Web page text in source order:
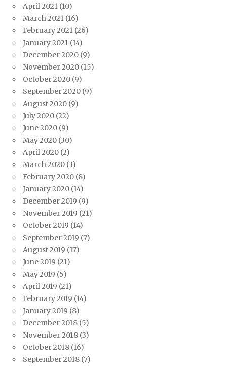
April 2021 (10)
March 2021 (16)
February 2021 (26)
January 2021 (14)
December 2020 (9)
November 2020 (15)
October 2020 (9)
September 2020 (9)
August 2020 (9)
July 2020 (22)
June 2020 (9)
May 2020 (30)
April 2020 (2)
March 2020 (3)
February 2020 (8)
January 2020 (14)
December 2019 (9)
November 2019 (21)
October 2019 (14)
September 2019 (7)
August 2019 (17)
June 2019 (21)
May 2019 (5)
April 2019 (21)
February 2019 (14)
January 2019 (8)
December 2018 (5)
November 2018 (3)
October 2018 (16)
September 2018 (7)